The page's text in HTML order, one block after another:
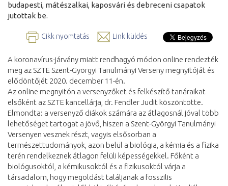
budapesti, mátészalkai, kaposvári és debreceni csapatok
jutottak be.
Cikk nyomtatás Link küldés
A koronavírus-járvány miatt rendhagyó módon online rendezték
meg az SZTE Szent-Györgyi Tanulmányi Verseny megnyitóját és
elődöntőjét 2020. december 11-én.
Az online megnyitón a versenyzőket és felkészítő tanáraikat
elsőként az SZTE kancellárja, dr. Fendler Judit köszöntötte.
Elmondta: a versenyző diákok számára az átlagosnál jóval több
lehetőséget tartogat a jövő, hiszen a Szent-Györgyi Tanulmányi
Versenyen vesznek részt, vagyis elsősorban a
természettudományok, azon belül a biológia, a kémia és a fizika
terén rendelkeznek átlagon felüli képességekkel. Főként a
biológusoktól, a kémikusoktól és a fizikusoktól várja a
társadalom, hogy megoldást találjanak a fosszilis